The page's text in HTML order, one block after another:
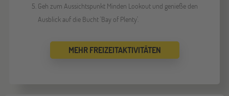
Geh zum Aussichtspunkt Minden Lookout und genieße den
Ausblick auf die Bucht 'Bay of Plenty'.
MEHR FREIZEITAKTIVITÄTEN